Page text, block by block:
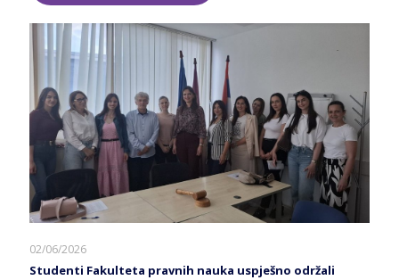
02/06/2026
Studenti Fakulteta pravnih nauka uspješno održali